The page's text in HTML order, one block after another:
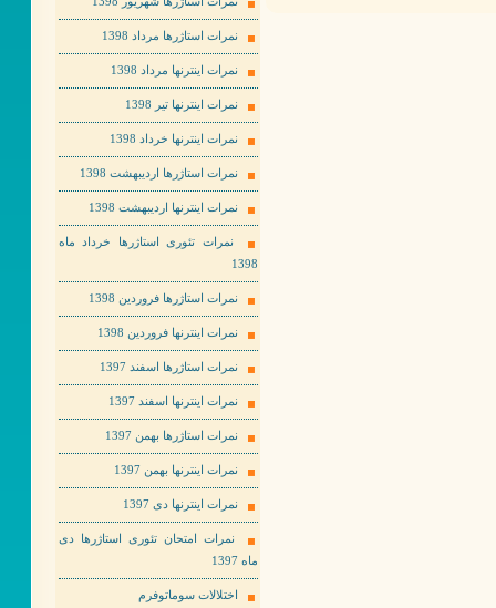
نمرات استاژرها مرداد 1398
نمرات اینترنها مرداد 1398
نمرات اینترنها تیر 1398
نمرات اینترنها خرداد 1398
نمرات استاژرها اردیبهشت 1398
نمرات اینترنها اردیبهشت 1398
نمرات تئوری استاژرها خرداد ماه
1398
نمرات استاژرها فروردین 1398
نمرات اینترنها فروردین 1398
نمرات استاژرها اسفند 1397
نمرات اینترنها اسفند 1397
نمرات استاژرها بهمن 1397
نمرات اینترنها بهمن 1397
نمرات اینترنها دی 1397
نمرات امتحان تئوری استاژرها دی
ماه 1397
اختلالات سوماتوفرم